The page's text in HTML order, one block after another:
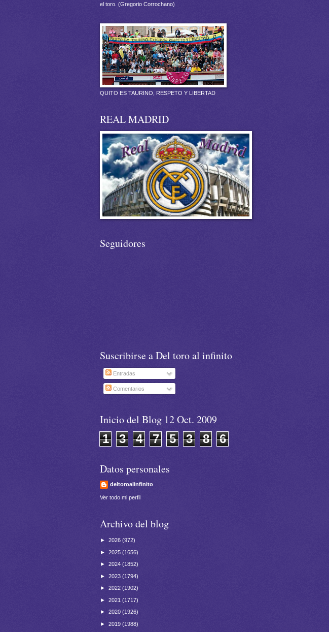
el toro. (Gregorio Corrochano)
QUITO ES TAURINO, RESPETO Y LIBERTAD
REAL MADRID
Seguidores
Suscribirse a Del toro al infinito
Entradas
Comentarios
Inicio del Blog 12 Oct. 2009
1
3 4 7 5 3 8 6
Datos personales
deltoroalinfinito
Ver todo mi perfil
Archivo del blog
► 2026 (972)
► 2025 (1656)
► 2024 (1852)
► 2023 (1794)
► 2022 (1902)
► 2021 (1717)
► 2020 (1926)
► 2019 (1988)